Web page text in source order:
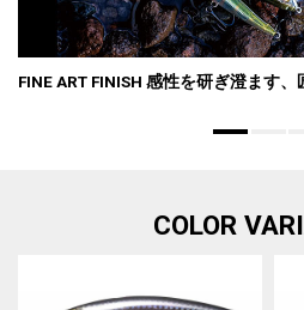
FINE ART FINISH 感性を研ぎ澄ます、
COLOR